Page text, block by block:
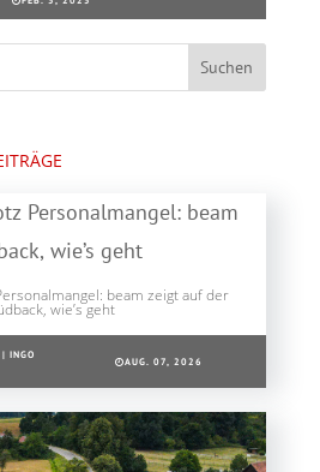
beam zeigt auf der
wie’s geht
| INGO
AUG. 07, 2026